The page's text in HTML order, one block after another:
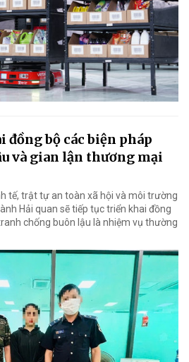
bộ các biện pháp
và gian lận thương mại
tế, trật tự an toàn xã hội và môi trường
Hải quan sẽ tiếp tục triển khai đồng
chống buôn lậu là nhiệm vụ thường